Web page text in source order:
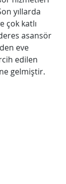
yıllarda
çok katlı
asansör
eve
edilen
gelmiştir.